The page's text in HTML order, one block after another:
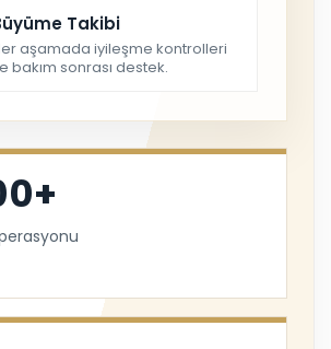
Takibi
aşamada iyileşme kontrolleri
bakım sonrası destek.